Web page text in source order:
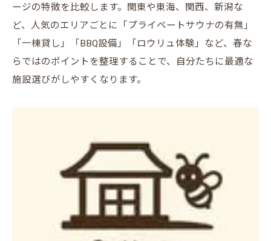
ージの特徴を比較します。関東や東海、関西、新潟な
ど、人気のエリアごとに「プライベートサウナの有無」
「一棟貸し」「BBQ設備」「ロウリュ体験」など、春な
らではのポイントを整理することで、自分たちに最適な
施設選びがしやすくなります。